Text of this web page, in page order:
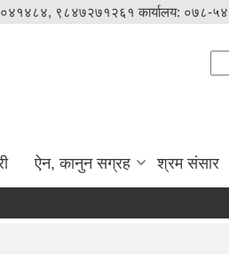
९८४७२७१२६१ कार्यालय: ०७८-
ऐन, कानुन सग्रह श्रम संसार